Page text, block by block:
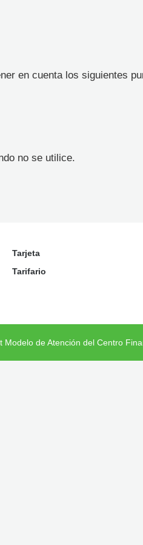
en cuenta los siguientes
no se utilice.
Tarjeta
Tarifario
Modelo de Atención del Centro